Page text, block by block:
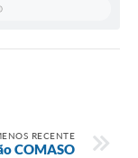
RECENTE
COMASO